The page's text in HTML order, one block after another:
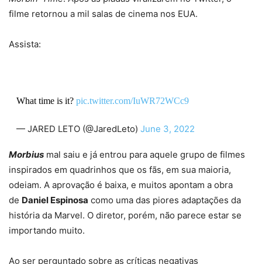
filme retornou a mil salas de cinema nos EUA.
Assista:
What time is it? pic.twitter.com/IuWR72WCc9
— JARED LETO (@JaredLeto) June 3, 2022
Morbius mal saiu e já entrou para aquele grupo de filmes
inspirados em quadrinhos que os fãs, em sua maioria,
odeiam. A aprovação é baixa, e muitos apontam a obra
de Daniel Espinosa como uma das piores adaptações da
história da Marvel. O diretor, porém, não parece estar se
importando muito.
Ao ser perguntado sobre as críticas negativas